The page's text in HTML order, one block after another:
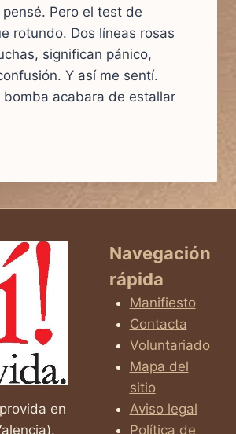
Pero el test de
rotundo. Dos líneas rosas
significan pánico,
Y así me sentí.
bomba acabara de estallar
en
Navegación
rápida
Manifiesto
Contacta
Voluntariado
Mapa del
sitio
Aviso legal
Política de